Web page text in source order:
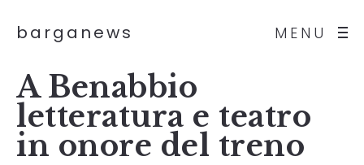
MENU
barganews
A Benabbio
letteratura e teatro
in onore del treno